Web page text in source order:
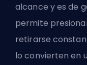
alcance y es de
permite
retirarse
lo convierten en